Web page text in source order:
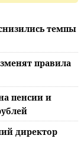
темпы
правила
пенсии и
директор